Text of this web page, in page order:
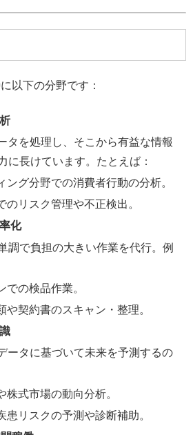
以下の分野です：
タを処理し、そこから有益な情報
に長けています。たとえば：
ング分野での消費者行動の分析。
のリスク管理や不正検出。
化
調で負担の大きい作業を代行。例
での検品作業。
や契約書のスキャン・整理。
ータに基づいて未来を予測するの
株式市場の動向分析。
患リスクの予測や診断補助。